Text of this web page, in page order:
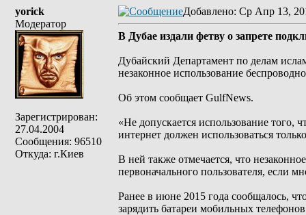
yorick
Модератор
Зарегистрирован:
27.04.2004
Сообщения: 96510
Откуда: г.Киев
Добавлено: Ср Апр 13,
В Дубае издали фетву о запрете
Дубайский Департамент по делам
незаконное использование
Об этом сообщает GulfNews.
«Не допускается использование того,
интернет должен использоваться
В ней также отмечается, что
первоначального пользователя, если
Ранее в июне 2015 года сообщалось,
зарядить батареи мобильных